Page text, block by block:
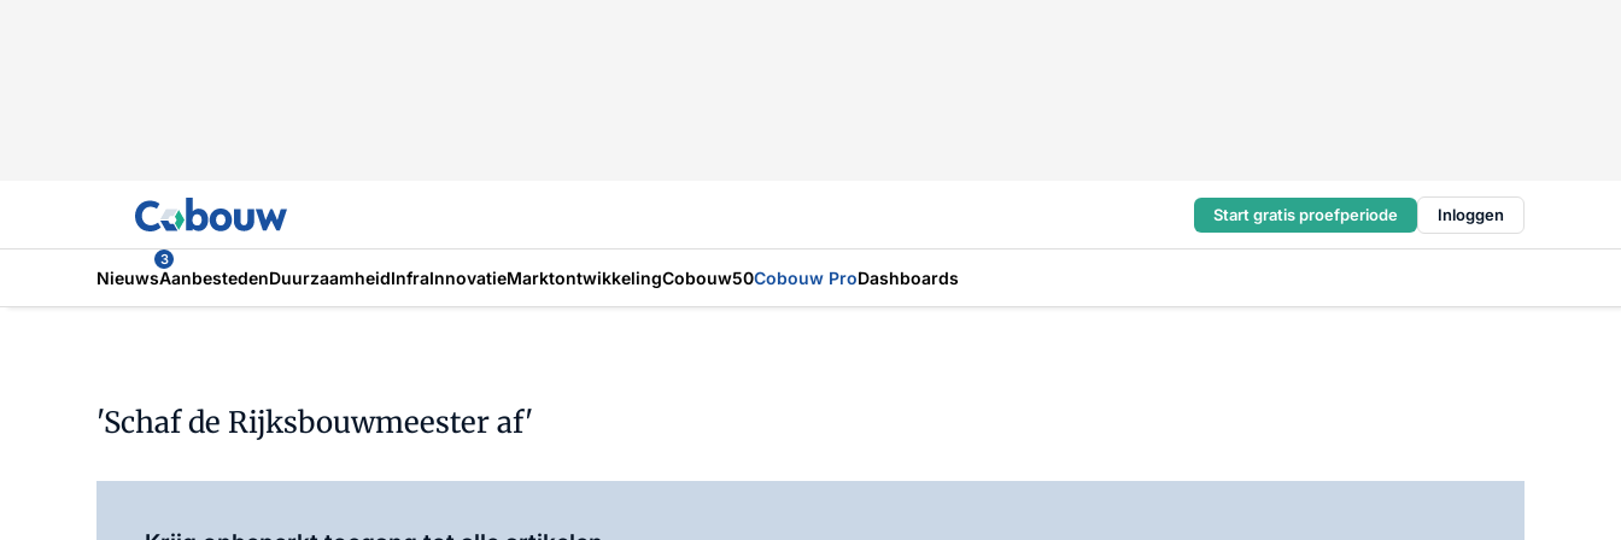
Start gratis proefperiode Inloggen
Nieuws
3
AanbestedenDuurzaamheidInfraInnovatieMarktontwikkelingCobouw50Cobouw ProDashboards
'Schaf de Rijksbouwmeester af'